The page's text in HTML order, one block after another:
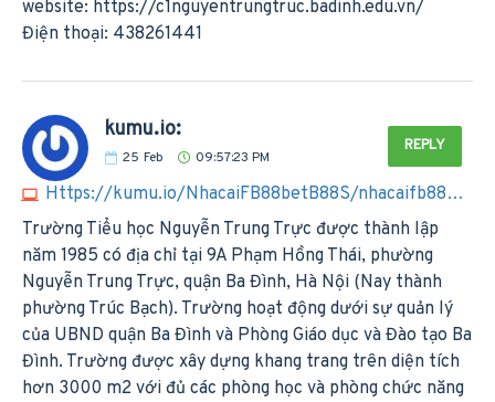
website: https://c1nguyentrungtruc.badinh.edu.vn/
Điện thoại: 438261441
kumu.io:
25 Feb 09:57:23 PM
Https://kumu.io/NhacaiFB88betB88S/nhacaifb88betb88s#nhacaifb88betb88s
REPLY
Trường Tiểu học Nguyễn Trung Trực được thành lập
năm 1985 có địa chỉ tại 9A Phạm Hồng Thái, phường
Nguyễn Trung Trực, quận Ba Đình, Hà Nội (Nay thành
phường Trúc Bạch). Trường hoạt động dưới sự quản lý
của UBND quận Ba Đình và Phòng Giáo dục và Đào tạo Ba
Đình. Trường được xây dựng khang trang trên diện tích
hơn 3000 m2 với đủ các phòng học và phòng chức năng